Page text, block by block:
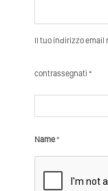
Il tuo indirizzo email
contrassegnati *
Name*